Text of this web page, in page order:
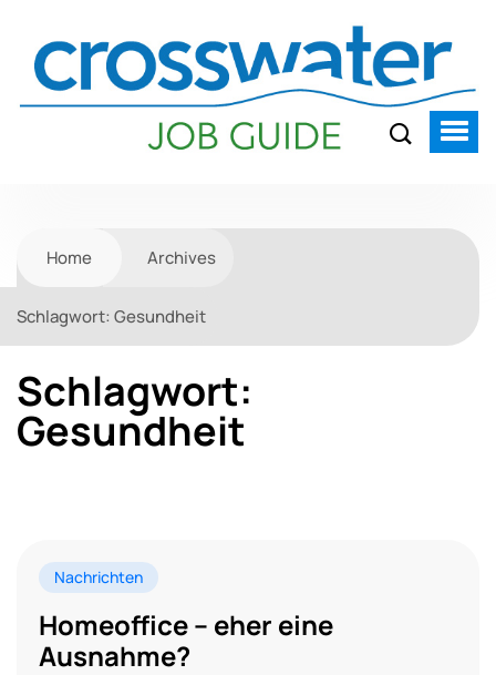
Home Archives
Schlagwort: Gesundheit
Schlagwort:
Gesundheit
Nachrichten
Homeoffice – eher eine
Ausnahme?